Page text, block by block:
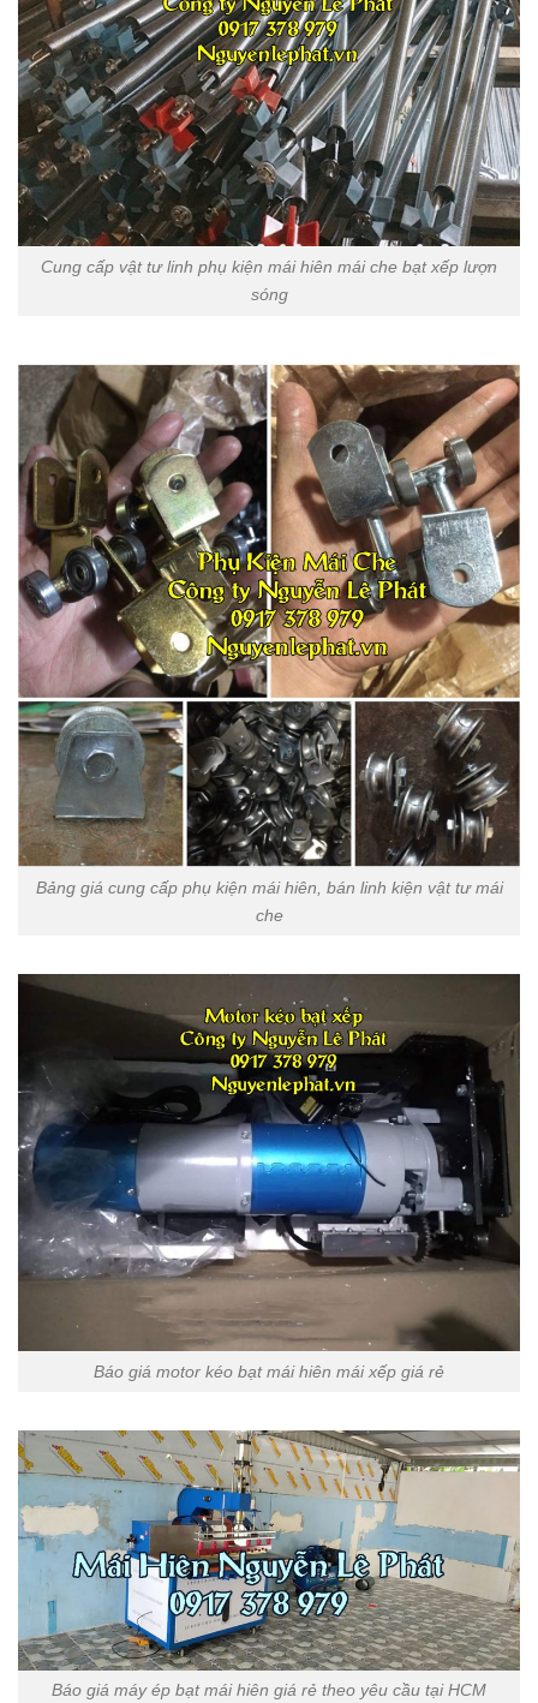
Cung cấp vật tư linh phụ kiện mái hiên mái che bạt xếp lượn
sóng
Bảng giá cung cấp phụ kiện mái hiên, bán linh kiện vật tư mái
che
Báo giá motor kéo bạt mái hiên mái xếp giá rẻ
Báo giá máy ép bạt mái hiên giá rẻ theo yêu cầu tại HCM